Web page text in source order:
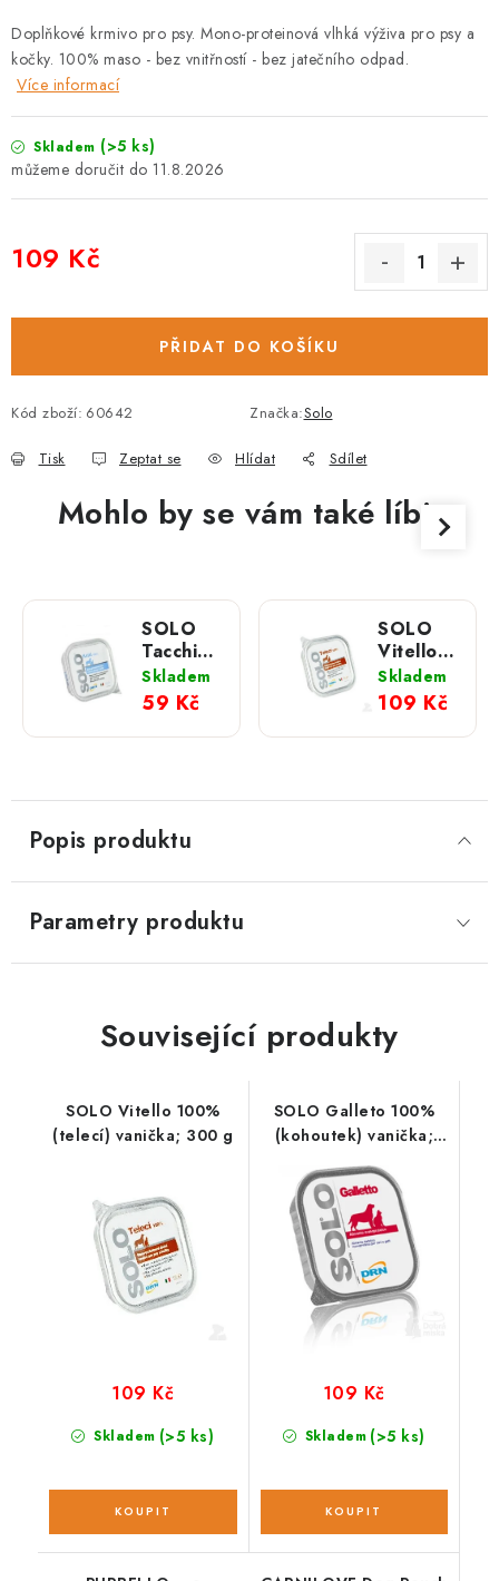
Podmínky ochrany osobních údajů
Zásady použivání souboru cookies
FAQ
Doplňkové krmivo pro psy. Mono-proteinová vlhká výživa pro psy a
kočky. 100% maso - bez vnitřností - bez jatečního odpad.
Více informací
Skladem (>5 ks)
11.8.2026
109 Kč
PŘIDAT DO KOŠÍKU
Kód zboží: 60642 Značka:Solo
Tisk Zeptat se Hlídat Sdílet
Mohlo by se vám také líbit
SOLO
Tacchino
100%
(krůta)
vanička;
100 g
Skladem
59 Kč
SOLO
Vitello
100%
(telecí)
vanička;
300 g
Skladem
109 Kč
Popis produktu
Parametry produktu
Související produkty
SOLO Vitello 100%
(telecí) vanička; 300 g
Skladem (>5 ks)
109 Kč
SOLO Galleto 100%
(kohoutek) vanička;
300 g
Skladem (>5 ks)
109 Kč